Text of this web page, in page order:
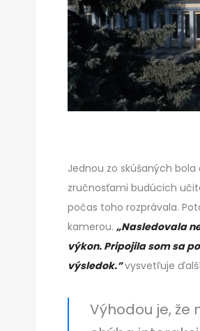
Jednou zo skúšaných
zručnosťami budúcich
počas toho rozprávala.
kamerou. „Nasledovala
výkon. Pripojila som sa
výsledok.”vysvetľuje
Výhodou je,